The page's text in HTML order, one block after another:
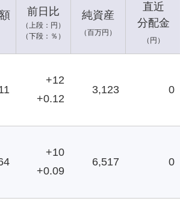
前日比
（上段：円）
（下段：％）
純資産
（百万円）
直近
分配金
（円）
+12
+0.12
3,123 0
+10
+0.09
6,517 0